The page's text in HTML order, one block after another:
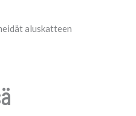
aluskatteen